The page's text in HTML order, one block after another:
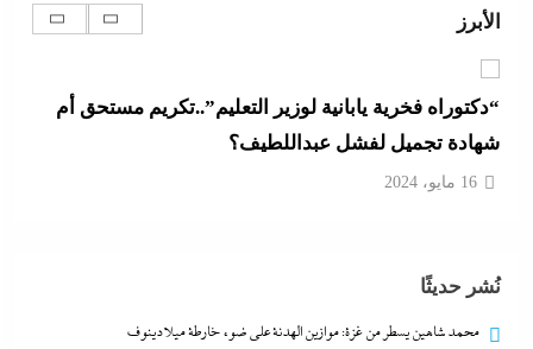
الأبرز
16 مايو، 2024
“دكتوراه فخرية يابانية لوزير التعليم”..تكريم مستحق أم
شهادة تجميل لفشل عبداللطيف؟
16 مايو، 2024
إلى تحالف السعودية وباكستان وتركيا؟
16 مايو، 2024
نُشر حديثًا
محمد شاهين يسطر من غزة: موازين الهدنة على ضوء خارطة ميلادينوف